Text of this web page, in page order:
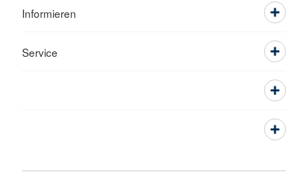
Informieren
Service